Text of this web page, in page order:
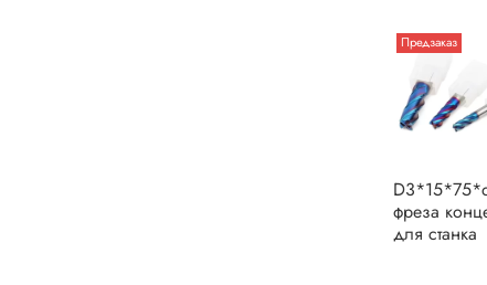
Предзаказ
фреза
для станка